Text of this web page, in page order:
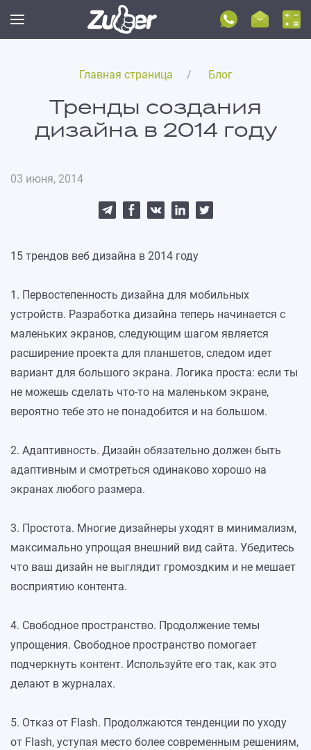
Главная страница Блог
Тренды создания
дизайна в 2014 году
03 июня, 2014
15 трендов веб дизайна в 2014 году
1. Первостепенность дизайна для мобильных
устройств. Разработка дизайна теперь начинается с
маленьких экранов, следующим шагом является
расширение проекта для планшетов, следом идет
вариант для большого экрана. Логика проста: если ты
не можешь сделать что-то на маленьком экране,
вероятно тебе это не понадобится и на большом.
2. Адаптивность. Дизайн обязательно должен быть
адаптивным и смотреться одинаково хорошо на
экранах любого размера.
3. Простота. Многие дизайнеры уходят в минимализм,
максимально упрощая внешний вид сайта. Убедитесь
что ваш дизайн не выглядит громоздким и не мешает
восприятию контента.
4. Свободное пространство. Продолжение темы
упрощения. Свободное пространство помогает
подчеркнуть контент. Используйте его так, как это
делают в журналах.
5. Отказ от Flash. Продолжаются тенденции по уходу
от Flash, уступая место более современным решениям,